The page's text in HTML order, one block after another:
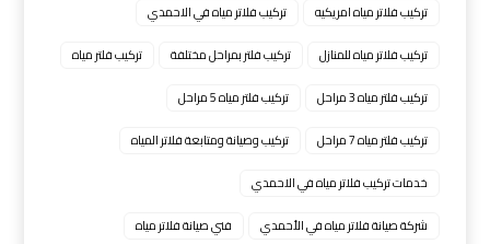
تركيب فلاتر مياه امريكيه
تركيب فلاتر مياه في الاحمدي
تركيب فلاتر مياه للمنازل
تركيب فلتر بمراحل مختلفة
تركيب فلتر مياه
تركيب فلتر مياه 3 مراحل
تركيب فلتر مياه 5 مراحل
تركيب فلتر مياه 7 مراحل
تركيب وصيانة ومتابعة فلاتر المياه
خدمات تركيب فلاتر مياه في الاحمدي
شركة صيانة فلاتر مياه في الأحمدي
فني صيانة فلاتر مياه